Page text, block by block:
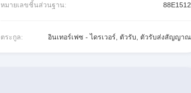
หมายเลขชิ้นส่วนฐาน: 88E1512
ตระกูล: อินเทอร์เฟซ - ไดรเวอร์, ตัวรับ, ตัวรับส่งสัญญาณ